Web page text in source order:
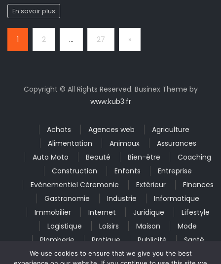
En savoir plus
1 2 … 27 Next
»
Copyright © All Rights Reserved. Businex Theme by
www.kub3.fr
Achats Agences web
Agriculture
Alimentation
Animaux
Assurances
Auto Moto
Beauté Bien-être
Coaching
Construction
Enfants
Entreprise
Evènementiel Céremonie
Extérieur
Finances
Gastronomie
Industrie
Informatique
Immobilier
Internet Juridique
Lifestyle
Logistique
Loisirs Maison
Mode
Plomberie
Pratique Publicité
Santé
Seniors
Services Textile
Toiture
We use cookies to ensure that we give you the best